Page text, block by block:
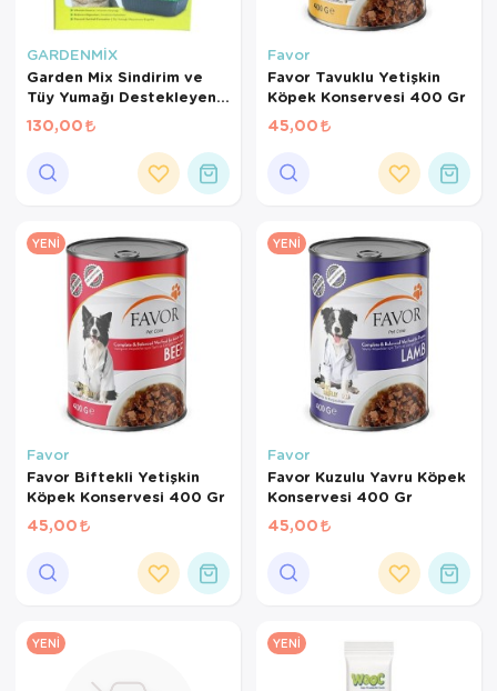
GARDENMİX
Garden Mix Sindirim ve
Tüy Yumağı Destekleyen
Kedi Çimi
130,00
Favor
Favor Tavuklu Yetişkin
Köpek Konservesi 400 Gr
45,00
YENI
Favor
Favor Biftekli Yetişkin
Köpek Konservesi 400 Gr
45,00
YENI
Favor
Favor Kuzulu Yavru Köpek
Konservesi 400 Gr
45,00
YENI YENI